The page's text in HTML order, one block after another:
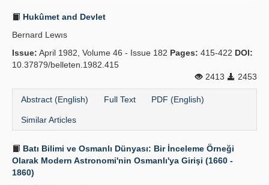
Hukûmet and Devlet
Bernard Lewıs
Issue: April 1982, Volume 46 - Issue 182 Pages: 415-422 DOI:
10.37879/belleten.1982.415
2413
2453
Abstract (English) Full Text PDF (English)
Similar Articles
Batı Bilimi ve Osmanlı Dünyası: Bir İnceleme Örneği
Olarak Modern Astronomi'nin Osmanlı'ya Girişi (1660 -
1860)